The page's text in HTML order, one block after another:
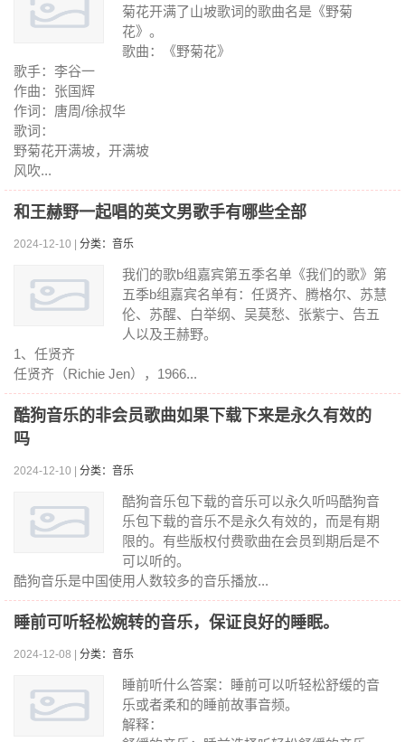
菊花开满了山坡歌词的歌曲名是《野菊
花》。
歌曲：《野菊花》
歌手：李谷一
作曲：张国辉
作词：唐周/徐叔华
歌词：
野菊花开满坡，开满坡
风吹...
和王赫野一起唱的英文男歌手有哪些全部
2024-12-10 | 分类：音乐
我们的歌b组嘉宾第五季名单《我们的歌》第
五季b组嘉宾名单有：任贤齐、腾格尔、苏慧
伦、苏醒、白举纲、吴莫愁、张紫宁、告五
人以及王赫野。
1、任贤齐
任贤齐（Richie Jen），1966...
酷狗音乐的非会员歌曲如果下载下来是永久有效的
吗
2024-12-10 | 分类：音乐
酷狗音乐包下载的音乐可以永久听吗酷狗音
乐包下载的音乐不是永久有效的，而是有期
限的。有些版权付费歌曲在会员到期后是不
可以听的。
酷狗音乐是中国使用人数较多的音乐播放...
睡前可听轻松婉转的音乐，保证良好的睡眠。
2024-12-08 | 分类：音乐
睡前听什么答案：睡前可以听轻松舒缓的音
乐或者柔和的睡前故事音频。
解释：